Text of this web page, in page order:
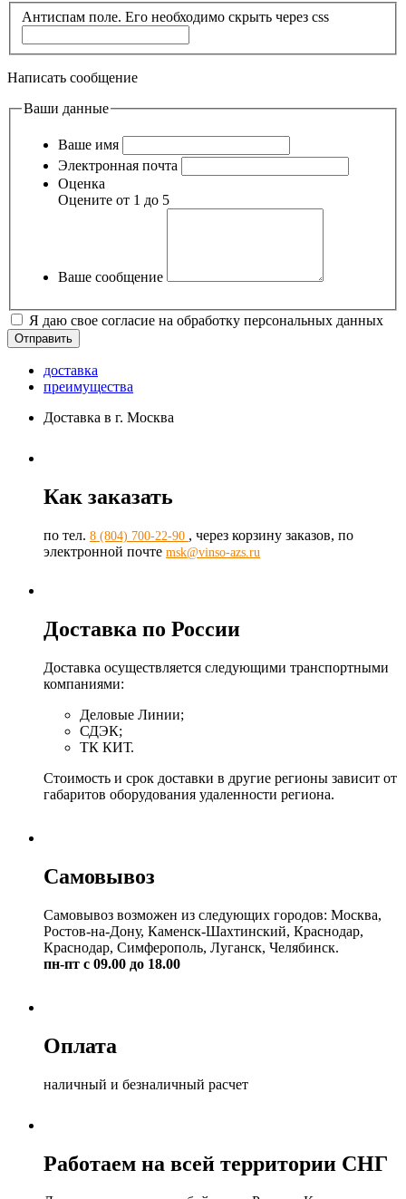
Антиспам поле. Его необходимо скрыть через css
Написать сообщение
Ваши данные
Ваше имя
Электронная почта
Оценка
Оцените от 1 до 5
Ваше сообщение
Я даю свое согласие на обработку персональных данных
доставка
преимущества
Доставка в г. Москва
Как заказать
по тел. 8 (804) 700-22-90 , через корзину заказов, по
электронной почте msk@vinso-azs.ru
Доставка по России
Доставка осуществляется следующими транспортными
компаниями:
Деловые Линии;
СДЭК;
ТК КИТ.
Стоимость и срок доставки в другие регионы зависит от
габаритов оборудования удаленности региона.
Самовывоз
Самовывоз возможен из следующих городов: Москва,
Ростов-на-Дону, Каменск-Шахтинский, Краснодар,
Краснодар, Симферополь, Луганск, Челябинск.
пн-пт с 09.00 до 18.00
Оплата
наличный и безналичный расчет
Работаем на всей территории СНГ